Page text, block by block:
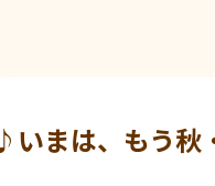
いまは、もう秋